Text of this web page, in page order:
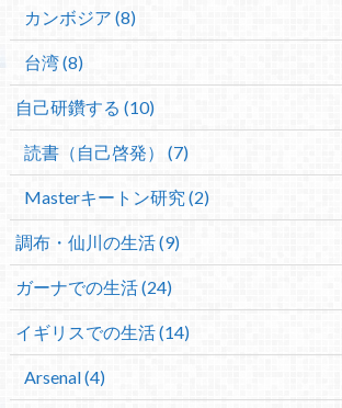
カンボジア (8)
台湾 (8)
自己研鑽する (10)
読書（自己啓発） (7)
Masterキートン研究 (2)
調布・仙川の生活 (9)
ガーナでの生活 (24)
イギリスでの生活 (14)
Arsenal (4)